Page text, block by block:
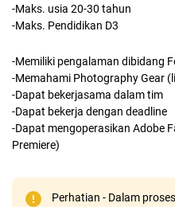
-Maks. usia 20-30 tahun
-Maks. Pendidikan D3
-Memiliki pengalaman dibidang
-Memahami Photography Gear
-Dapat bekerjasama dalam tim
-Dapat bekerja dengan deadline
-Dapat mengoperasikan Adobe
Premiere)
Perhatian - Dalam